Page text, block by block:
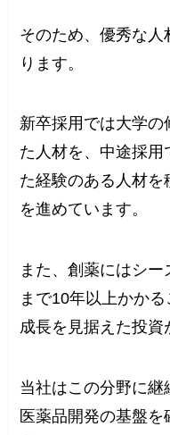
そのため、優秀な
ります。
新卒採用では大学の
た人材を、中途採用
た経験のある人材
を進めています。
また、創薬にはシー
まで10年以上かか
成長を見据えた投資
当社はこの分野に
医薬品開発の基盤